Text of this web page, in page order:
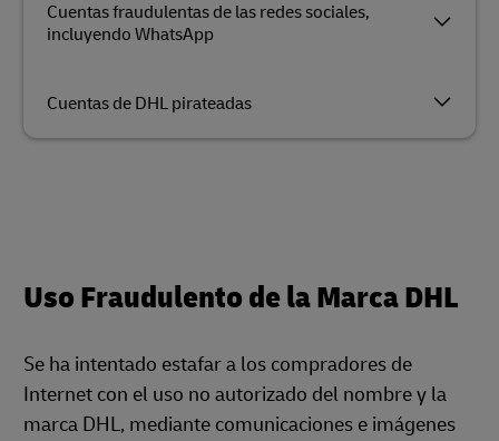
Cuentas fraudulentas de las redes sociales,
incluyendo WhatsApp
Cuentas de DHL pirateadas
Uso Fraudulento de la Marca DHL
Se ha intentado estafar a los compradores de
Internet con el uso no autorizado del nombre y la
marca DHL, mediante comunicaciones e imágenes